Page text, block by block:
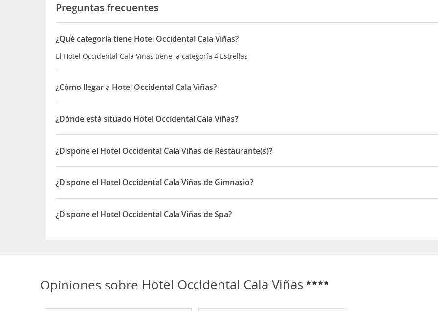
Preguntas frecuentes
¿Qué categoría tiene Hotel Occidental Cala Viñas?
El Hotel Occidental Cala Viñas tiene la categoría 4 Estrellas
¿Cómo llegar a Hotel Occidental Cala Viñas?
Está en primera línea de laplaya Cala Viñas, una playa de arena blanca y aguas cristalinas.
Además, se encuentra a tan solo 20 km delcentro de Palma de Mallorca
¿Dónde está situado Hotel Occidental Cala Viñas?
El Hotel Occidental Cala Viñas está situado en C/ Coral, 2-4 - 07184
¿Dispone el Hotel Occidental Cala Viñas de Restaurante(s)?
Sí, el Hotel Occidental Cala Viñas dispone de Restaurante(s)
¿Dispone el Hotel Occidental Cala Viñas de Gimnasio?
Sí, el Hotel Occidental Cala Viñas dispone de Gimnasio
¿Dispone el Hotel Occidental Cala Viñas de Spa?
Opiniones sobre Hotel Occidental Cala Viñas